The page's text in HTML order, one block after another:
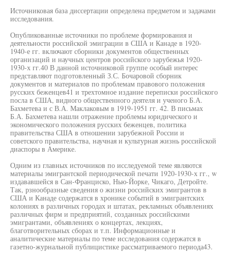
Источниковая база диссертации определена предметом и задачами
исследования.
Опубликованные источники по проблеме формирования и
деятельности российской эмиграции в США и Канаде в 1920-
1940-е гг. включают сборники документов общественных
организаций и научных центров российского зарубежья 1920-
1930-х гг.40 В данной источниковой группе особый интерес
представляют подготовленный З.С. Бочаровой сборник
документов и материалов по проблемам правового положения
русских беженцев41 и трехтомное издание переписки российского
посла в США, видного общественного деятеля и ученого Б.А.
Бахметева и с В.А. Маклаковым в 1919-1951 гг. 42. В письмах
Б.А. Бахметева нашли отражение проблемы юридического и
экономического положения русских беженцев, политика
правительства США в отношении зарубежной России и
советского правительства, научная и культурная жизнь российской
диаспоры в Америке.
Одним из главных источников по исследуемой теме являются
материалы эмигрантской периодической печати 1920-1930-х гг., w
издававшейся в Сан-Франциско, Нью-Йорке, Чикаго, Детройте.
Так, рзнообразные сведения о жизни российских эмигрантов в
США и Канаде содержатся в хронике событий в эмигрантских
колониях в различных городах и штатах, рекламных объявлениях
различных фирм и предприятий, созданных российскими
эмигрантами, объявлениях о концертах, лекциях,
благотворительных сборах и т.п. Информационные и
аналитические материалы по теме исследования содержатся в
газетно-журнальной публицистике рассматриваемого периода43.